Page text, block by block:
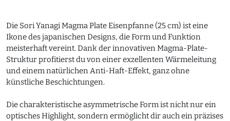
Die Sori Yanagi Magma Plate Eisenpfanne (25 cm) ist eine
Ikone des japanischen Designs, die Form und Funktion
meisterhaft vereint. Dank der innovativen Magma-Plate-
Struktur profitierst du von einer exzellenten Wärmeleitung
und einem natürlichen Anti-Haft-Effekt, ganz ohne
künstliche Beschichtungen.
Die charakteristische asymmetrische Form ist nicht nur ein
optisches Highlight, sondern ermöglicht dir auch ein präzises